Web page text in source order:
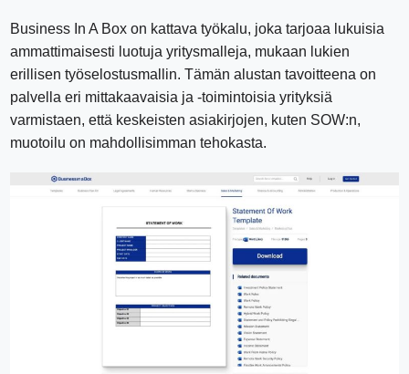
Business In A Box on kattava työkalu, joka tarjoaa lukuisia
ammattimaisesti luotuja yritysmalleja, mukaan lukien
erillisen työselostusmallin. Tämän alustan tavoitteena on
palvella eri mittakaavaisia ​​ja -toimintoisia yrityksiä
varmistaen, että keskeisten asiakirjojen, kuten SOW:n,
muotoilu on mahdollisimman tehokasta.